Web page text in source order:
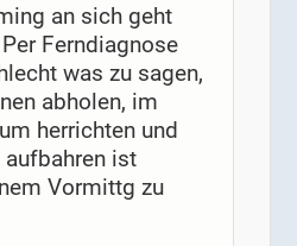
an sich geht
Ferndiagnose
was zu sagen,
abholen, im
herrichten und
aufbahren ist
Vormittg zu